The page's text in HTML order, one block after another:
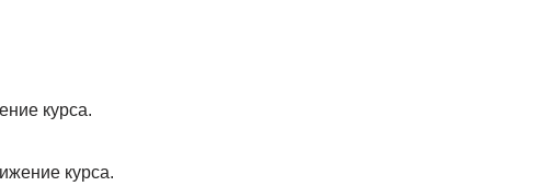
курса.
курса.